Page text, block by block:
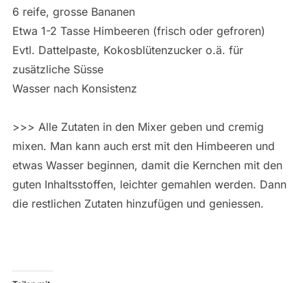
6 reife, grosse Bananen
Etwa 1-2 Tasse Himbeeren (frisch oder gefroren)
Evtl. Dattelpaste, Kokosblütenzucker o.ä. für
zusätzliche Süsse
Wasser nach Konsistenz
>>> Alle Zutaten in den Mixer geben und cremig
mixen. Man kann auch erst mit den Himbeeren und
etwas Wasser beginnen, damit die Kernchen mit den
guten Inhaltsstoffen, leichter gemahlen werden. Dann
die restlichen Zutaten hinzufügen und geniessen.